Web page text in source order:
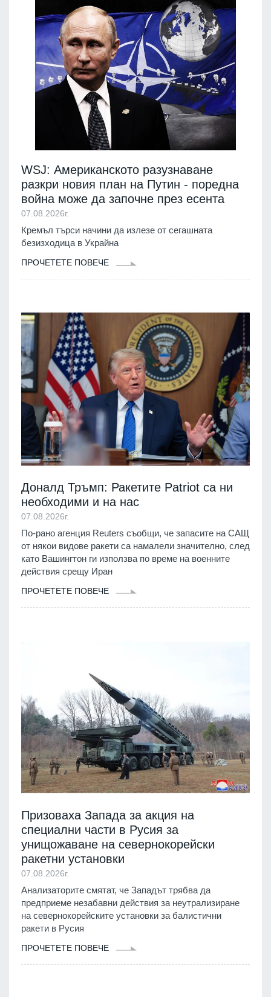
WSJ: Американското разузнаване
разкри новия план на Путин - поредна
война може да започне през есента
07.08.2026г.
Кремъл търси начини да излезе от сегашната
безизходица в Украйна
ПРОЧЕТЕТЕ ПОВЕЧЕ
Доналд Тръмп: Ракетите Patriot са ни
необходими и на нас
07.08.2026г.
По-рано агенция Reuters съобщи, че запасите на САЩ
от някои видове ракети са намалели значително, след
като Вашингтон ги използва по време на военните
действия срещу Иран
ПРОЧЕТЕТЕ ПОВЕЧЕ
Призоваха Запада за акция на
специални части в Русия за
унищожаване на севернокорейски
ракетни установки
07.08.2026г.
Анализаторите смятат, че Западът трябва да
предприеме незабавни действия за неутрализиране
на севернокорейските установки за балистични
ракети в Русия
ПРОЧЕТЕТЕ ПОВЕЧЕ